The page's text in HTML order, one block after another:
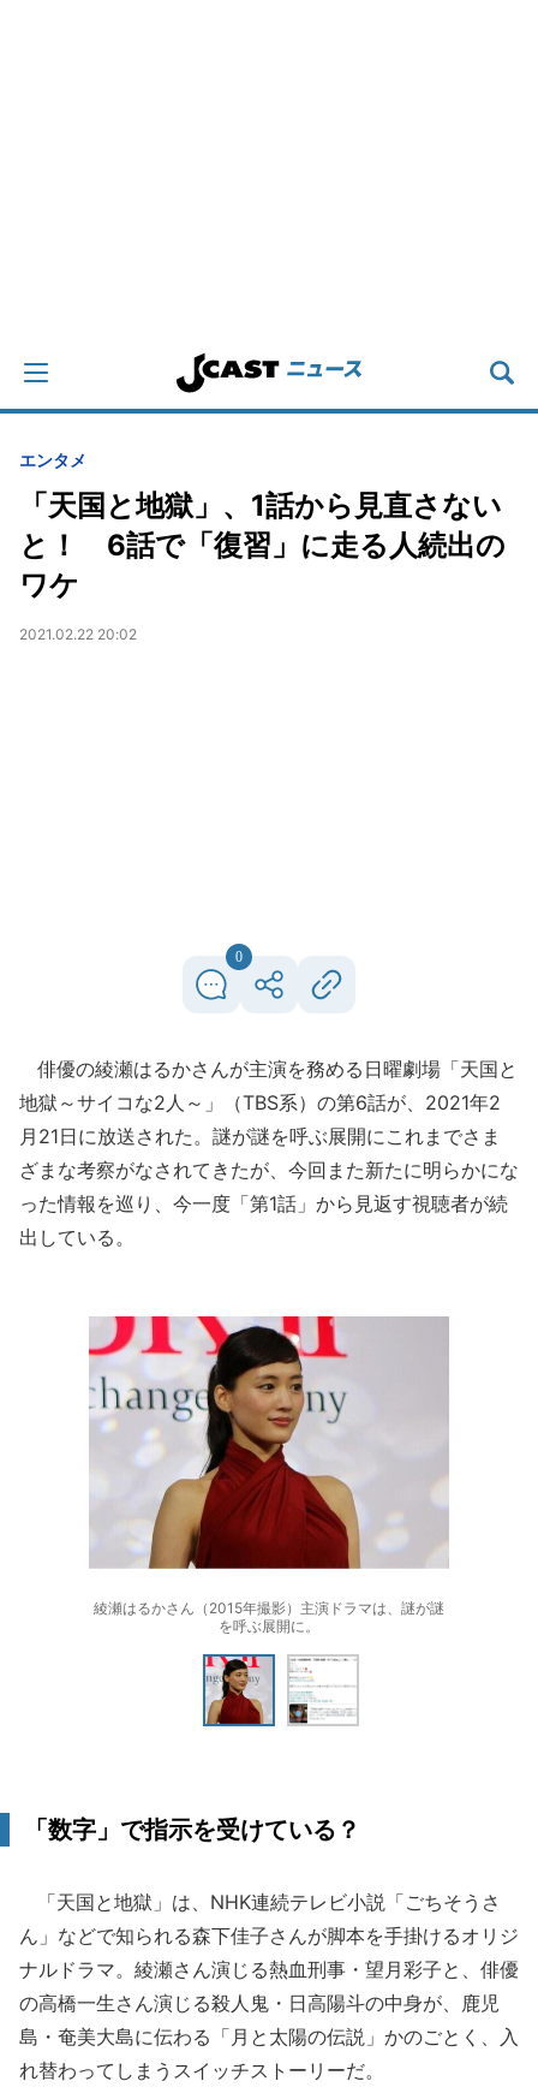
エンタメ
「天国と地獄」、1話から見直さない
と！ 6話で「復習」に走る人続出の
ワケ
2021.02.22 20:02
0
俳優の綾瀬はるかさんが主演を務める日曜劇場「天国と
地獄～サイコな2人～」（TBS系）の第6話が、2021年2
月21日に放送された。謎が謎を呼ぶ展開にこれまでさま
ざまな考察がなされてきたが、今回また新たに明らかにな
った情報を巡り、今一度「第1話」から見返す視聴者が続
出している。
綾瀬はるかさん（2015年撮影）主演ドラマは、謎が謎
を呼ぶ展開に。
「数字」で指示を受けている？
「天国と地獄」は、NHK連続テレビ小説「ごちそうさ
ん」などで知られる森下佳子さんが脚本を手掛けるオリジ
ナルドラマ。綾瀬さん演じる熱血刑事・望月彩子と、俳優
の高橋一生さん演じる殺人鬼・日高陽斗の中身が、鹿児
島・奄美大島に伝わる「月と太陽の伝説」かのごとく、入
れ替わってしまうスイッチストーリーだ。